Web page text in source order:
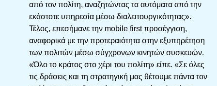
από τον πολίτη, αναζητώντας τα αυτόματα από την
εκάστοτε υπηρεσία μέσω διαλειτουργικότητας».
Τέλος, επεσήμανε την mobile first προσέγγιση,
αναφορικά με την προτεραιότητα στην εξυπηρέτηση
των πολιτών μέσω σύγχρονων κινητών συσκευών.
«Όλο το κράτος στο χέρι του πολίτη» είπε. «Σε όλες
τις δράσεις και τη στρατηγική μας θέτουμε πάντα τον